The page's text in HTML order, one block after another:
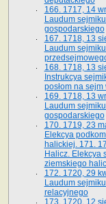
166. 1717, 14
Laudum
gospodarskiego
167. 1718, 13
Laudum
168. 1718, 13
Instrukcya
posłom na sejm
169. 1718, 13
Laudum
gospodarskiego
170. 1719, 23
Elekcya
halickiej. 171.
Halicz. Elekcya
ziemskiego
172. 1720, 29
Laudum
relacyjnego
173. 1720, 12